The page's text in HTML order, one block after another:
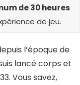
de 30 heures
de jeu.
l’époque de
lancé corps et
Vous savez,